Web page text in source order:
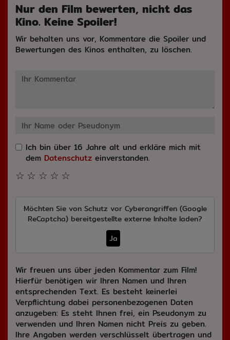
Nur den Film bewerten, nicht das
Kino. Keine Spoiler!
Wir behalten uns vor, Kommentare die Spoiler und
Bewertungen des Kinos enthalten, zu löschen.
Ich bin über 16 Jahre alt und erkläre mich mit
dem Datenschutz einverstanden.
☆
☆
☆
☆
☆
Möchten Sie von Schutz vor Cyberangriffen (Google
ReCaptcha) bereitgestellte externe Inhalte laden?
Ja
Wir freuen uns über jeden Kommentar zum Film!
Hierfür benötigen wir Ihren Namen und Ihren
entsprechenden Text. Es besteht keinerlei
Verpflichtung dabei personenbezogenen Daten
anzugeben: Es steht Ihnen frei, ein Pseudonym zu
verwenden und Ihren Namen nicht Preis zu geben.
Ihre Angaben werden verschlüsselt übertragen und